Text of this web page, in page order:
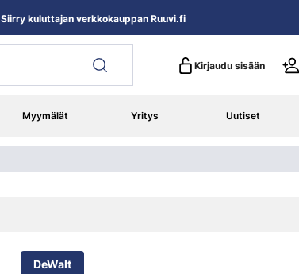
Kirjaudu sisään
Myymälät Yritys Uutiset
Siirry kuluttajan verkkokauppan Ruuvi.fi
DeWalt